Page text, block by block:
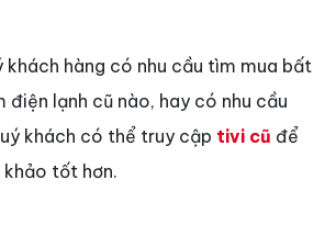
khách hàng có nhu cầu tìm mua bất
điện lạnh cũ nào, hay có nhu cầu
khách có thể truy cập tivi cũ để
tốt hơn.